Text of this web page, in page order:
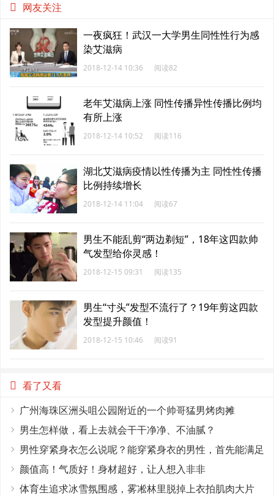
网友关注
一夜疯狂！武汉一大学男生同性性行为感
染艾滋病
2018-12-14 10:36 阅读82
老年艾滋病上涨 同性传播异性传播比例均
有所上涨
2018-12-14 10:52 阅读116
湖北艾滋病疫情以性传播为主 同性性传播
比例持续增长
2018-12-14 11:04 阅读67
男生不能乱剪“两边剃短”，18年这四款帅
气发型给你灵感！
2018-12-15 09:31 阅读135
男生“寸头”发型不流行了？19年剪这四款
发型提升颜值！
2018-12-15 10:46 阅读91
看了又看
广州海珠区洲头咀公园附近的一个帅哥猛男烤肉摊
男生怎样做，看上去就会干干净净、不油腻？
男性穿紧身衣怎么说呢？能穿紧身衣的男性，首先能满足
这4个条件
颜值高！气质好！身材超好，让人想入非非
体育生追求冰雪氛围感，雾凇林里脱掉上衣拍肌肉大片